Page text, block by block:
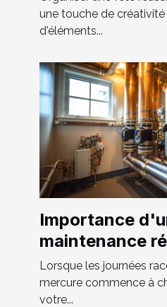
une touche de
d'éléments...
Importance
maintenance
votre système
et tuyauterie
Lorsque les journées
mercure commence à
votre...